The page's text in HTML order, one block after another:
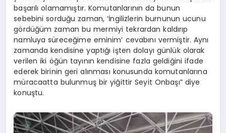
başarılı olamamıştır. Komutanlarının da bunun
sebebini sorduğu zaman, ‘İngilizlerin burnunun ucunu
gördüğüm zaman bu mermiyi tekrardan kaldırıp
namluya süreceğime eminim’ cevabını vermiştir. Aynı
zamanda kendisine yaptığı işten dolayı günlük olarak
verilen iki öğün tayının kendisine fazla geldiğini ifade
ederek birinin geri alınması konusunda komutanlarına
müracaatta bulunmuş bir yiğittir Seyit Onbaşı” diye
konuştu.